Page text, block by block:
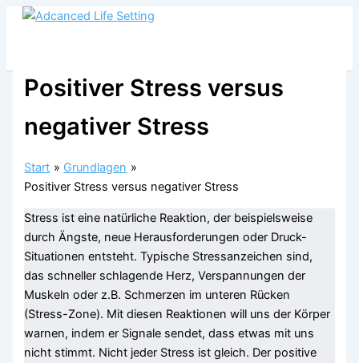
Zum
Positiver Stress versus
negativer Stress
Start
Grundlagen
Positiver Stress versus negativer Stress
Stress ist eine natürliche Reaktion, der beispielsweise
durch Ängste, neue Herausforderungen oder Druck-
Situationen entsteht. Typische Stressanzeichen sind,
das schneller schlagende Herz, Verspannungen der
Muskeln oder z.B. Schmerzen im unteren Rücken
(Stress-Zone). Mit diesen Reaktionen will uns der Körper
warnen, indem er Signale sendet, dass etwas mit uns
nicht stimmt. Nicht jeder Stress ist gleich. Der positive